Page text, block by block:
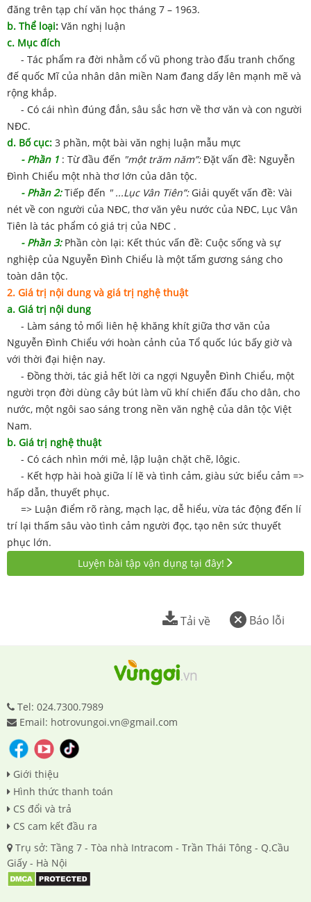
đăng trên tạp chí văn học tháng 7 – 1963.
b. Thể loại: Văn nghị luận
c. Mục đích
- Tác phẩm ra đời nhằm cổ vũ phong trào đấu tranh chống
đế quốc Mĩ của nhân dân miền Nam đang dấy lên mạnh mẽ và
rộng khắp.
- Có cái nhìn đúng đắn, sâu sắc hơn về thơ văn và con người
NĐC.
d. Bố cục: 3 phần, một bài văn nghị luận mẫu mực
- Phần 1 : Từ đầu đến "một trăm năm”:Đặt vấn đề: Nguyễn
Đình Chiểu một nhà thơ lớn của dân tộc.
- Phần 2: Tiếp đến " ...Lục Vân Tiên”:Giải quyết vấn đề: Vài
nét về con người của NĐC, thơ văn yêu nước của NĐC, Lục Vân
Tiên là tác phẩm có giá trị của NĐC .
- Phần 3: Phần còn lại: Kết thúc vấn đề: Cuộc sống và sự
nghiệp của Nguyễn Đình Chiểu là một tấm gương sáng cho
toàn dân tộc.
2. Giá trị nội dung và giá trị nghệ thuật
a. Giá trị nội dung
- Làm sáng tỏ mối liên hệ khăng khít giữa thơ văn của
Nguyễn Đình Chiểu với hoàn cảnh của Tổ quốc lúc bấy giờ và
với thời đại hiện nay.
- Đồng thời, tác giả hết lời ca ngợi Nguyễn Đình Chiểu, một
người trọn đời dùng cây bút làm vũ khí chiến đấu cho dân, cho
nước, một ngôi sao sáng trong nền văn nghệ của dân tộc Việt
Nam.
b. Giá trị nghệ thuật
- Có cách nhìn mới mẻ, lập luận chặt chẽ, lôgic.
- Kết hợp hài hoà giữa lí lẽ và tình cảm, giàu sức biểu cảm =>
hấp dẫn, thuyết phục.
=> Luận điểm rõ ràng, mạch lạc, dễ hiểu, vừa tác động đến lí
trí lại thấm sâu vào tình cảm người đọc, tạo nên sức thuyết
phục lớn.
Luyện bài tập vận dụng tại đây!
Báo lỗi
Tải về
Tel: 024.7300.7989
Email: hotrovungoi.vn@gmail.com
Giới thiệu
Hình thức thanh toán
CS đổi và trả
CS cam kết đầu ra
Trụ sở: Tầng 7 - Tòa nhà Intracom - Trần Thái Tông - Q.Cầu
Giấy - Hà Nội